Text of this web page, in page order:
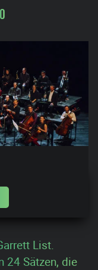
List.
24 Sätzen, die